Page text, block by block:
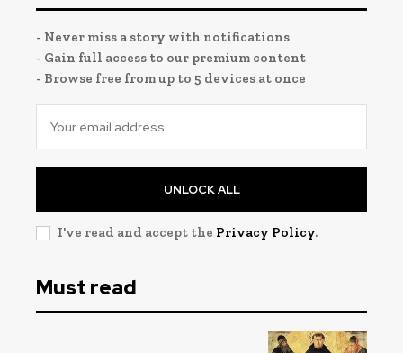
Registe-se na nossa lista de correio e receba mensalmente
novidades.
Insira o seu endereço de email e clique para
subscrever:
Registe-se na nossa lista de correio e receba mensalmente
novidades.
Insira o seu endereço de email e clique para
subscrever:
- Never miss a story with notifications
- Gain full access to our premium content
- Browse free from up to 5 devices at once
UNLOCK ALL
I've read and accept the Privacy Policy.
Must read